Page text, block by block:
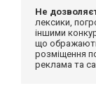
Не
лексики,
іншими
що ображають
розміщення
реклама та